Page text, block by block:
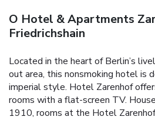
O Hotel & Apartments
Friedrichshain
Located in the heart of Berlin’s
out area, this nonsmoking hotel is
imperial style. Hotel Zarenhof
rooms with a flat-screen TV.
1910, rooms at the Hotel